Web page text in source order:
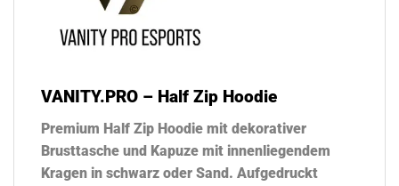
VANITY.PRO – Half Zip Hoodie
Premium Half Zip Hoodie mit dekorativer
Brusttasche und Kapuze mit innenliegendem
Kragen in schwarz oder Sand. Aufgedruckt